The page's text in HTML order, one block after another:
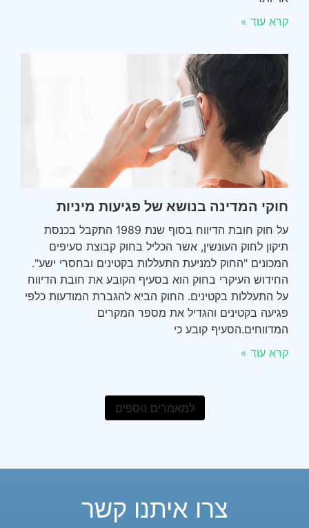
קרא עוד »
חוקי המדינה בנושא של פגיעות מיניות
על חוק חובת הדיווח בסוף שנת 1989 התקבל בכנסת
תיקון לחוק העונשין, אשר הכליל בחוק קבוצת סעיפים
המכונים "החוק למניעת התעללות בקטינים ובחסרי ישע".
החידוש העיקרי בחוק הוא בסעיף הקובע את חובת הדיווח
על התעללות בקטינים. החוק הביא להגברת המודעות כלפי
פגיעה בקטינים והגדיל את מספר המקרים
המדווחים.הסעיף קובע כי
קרא עוד »
למאמרים נוספים
צרו איתנו קשר